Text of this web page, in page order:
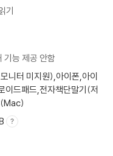
기
기능 제공 안함
니터 미지원),아이폰,아이
이드패드,전자책단말기(저